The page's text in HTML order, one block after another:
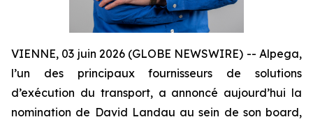
VIENNE, 03 juin 2026 (GLOBE NEWSWIRE) -- Alpega,
l’un des principaux fournisseurs de solutions
d’exécution du transport, a annoncé aujourd’hui la
nomination de David Landau au sein de son board,